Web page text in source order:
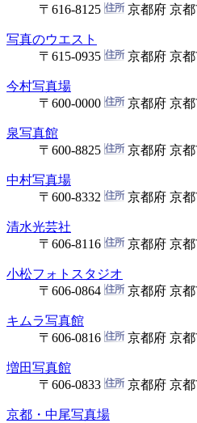
〒616-8125
京都府 京
写真のウエスト
〒615-0935
京都府 京
今村写真場
〒600-0000
京都府 京
泉写真館
〒600-8825
京都府 京
中村写真場
〒600-8332
京都府 京
清水光芸社
〒606-8116
京都府 京
小松フォトスタジオ
〒606-0864
京都府 京
キムラ写真館
〒606-0816
京都府 京
増田写真館
〒606-0833
京都府 京
京都・中尾写真場